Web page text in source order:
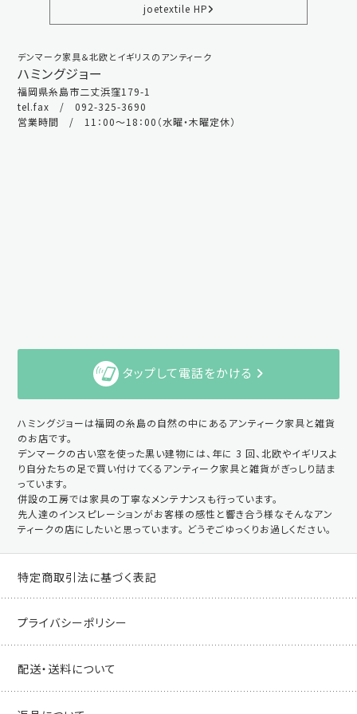
joetextile HP
デンマーク家具＆北欧とイギリスのアンティーク
ハミングジョー
福岡県糸島市二丈浜窪179-1
tel.fax / 092-325-3690
営業時間 / 11：00～18：00（水曜・木曜定休）
タップして電話をかける
ハミングジョーは福岡の糸島の自然の中にあるアンティーク家具と雑貨
のお店です。
デンマークの古い窓を使った黒い建物には、年に 3 回、北欧やイギリスよ
り自分たちの足で買い付けてくるアンティーク家具と雑貨がぎっしり詰ま
っています。
併設の工房では家具の丁寧なメンテナンスも行っています。
先人達のインスピレーションがお客様の感性と響き合う様なそんなアン
ティークの店にしたいと思っています。 どうぞごゆっくりお過しください。
特定商取引法に基づく表記
プライバシーポリシー
配送・送料について